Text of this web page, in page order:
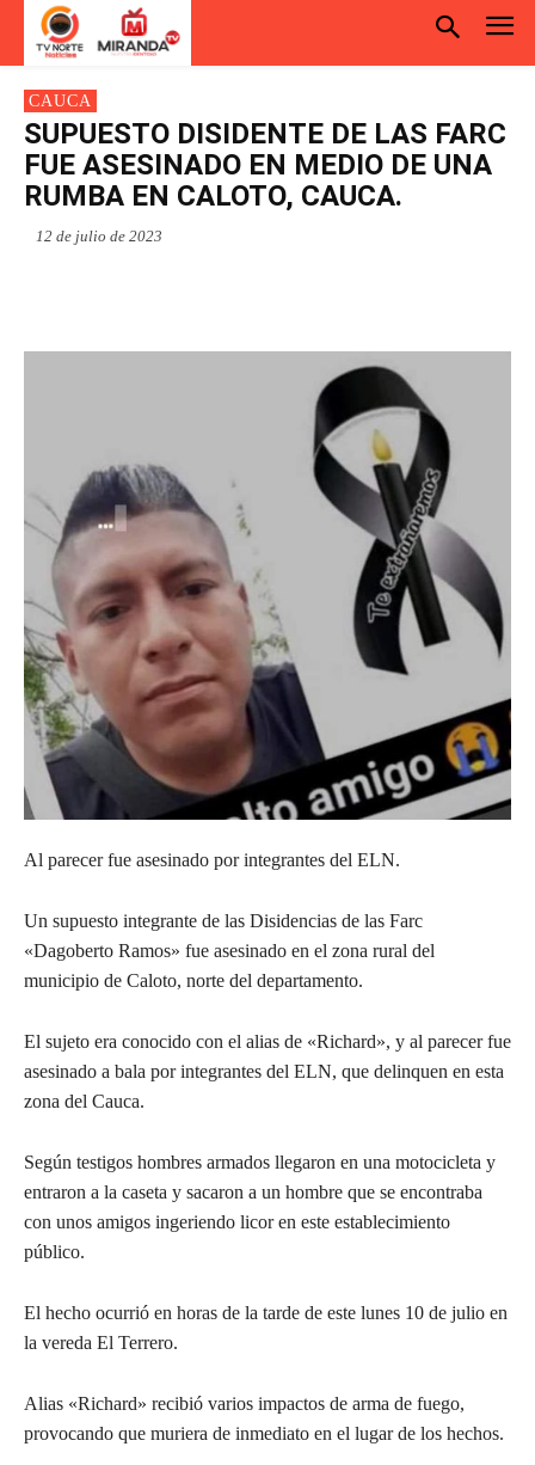
CAUCA
SUPUESTO DISIDENTE DE LAS FARC
FUE ASESINADO EN MEDIO DE UNA
RUMBA EN CALOTO, CAUCA.
12 de julio de 2023
Al parecer fue asesinado por integrantes del ELN.
Un supuesto integrante de las Disidencias de las Farc
«Dagoberto Ramos» fue asesinado en el zona rural del
municipio de Caloto, norte del departamento.
El sujeto era conocido con el alias de «Richard», y al parecer fue
asesinado a bala por integrantes del ELN, que delinquen en esta
zona del Cauca.
Según testigos hombres armados llegaron en una motocicleta y
entraron a la caseta y sacaron a un hombre que se encontraba
con unos amigos ingeriendo licor en este establecimiento
público.
El hecho ocurrió en horas de la tarde de este lunes 10 de julio en
la vereda El Terrero.
Alias «Richard» recibió varios impactos de arma de fuego,
provocando que muriera de inmediato en el lugar de los hechos.